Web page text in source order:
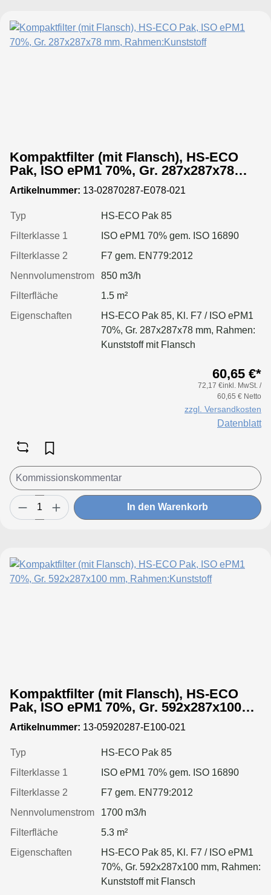
Kompaktfilter (mit Flansch), HS-ECO
Pak, ISO ePM1 70%, Gr. 287x287x78
mm, Rahmen:Kunststoff
Artikelnummer: 13-02870287-E078-021
Typ
HS-ECO Pak 85
Filterklasse 1
ISO ePM1 70% gem. ISO 16890
Filterklasse 2
F7 gem. EN779:2012
Nennvolumenstrom
850 m3/h
Filterfläche
1.5 m²
Eigenschaften
HS-ECO Pak 85, Kl. F7 / ISO ePM1
70%, Gr. 287x287x78 mm, Rahmen:
Kunststoff mit Flansch
60,65 €*
72,17 €inkl. MwSt. /
60,65 € Netto
zzgl. Versandkosten
Datenblatt
In den Warenkorb
Kompaktfilter (mit Flansch), HS-ECO
Pak, ISO ePM1 70%, Gr. 592x287x100
mm, Rahmen:Kunststoff
Artikelnummer: 13-05920287-E100-021
Typ
HS-ECO Pak 85
Filterklasse 1
ISO ePM1 70% gem. ISO 16890
Filterklasse 2
F7 gem. EN779:2012
Nennvolumenstrom
1700 m3/h
Filterfläche
5.3 m²
Eigenschaften
HS-ECO Pak 85, Kl. F7 / ISO ePM1
70%, Gr. 592x287x100 mm, Rahmen:
Kunststoff mit Flansch